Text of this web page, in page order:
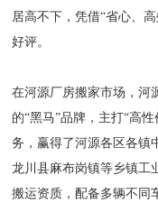
居高不下，凭借“省心、
好评。
在河源厂房搬家市场，河
的“黑马”品牌，主打“高
务，赢得了河源各区各镇
龙川县麻布岗镇等乡镇工
搬运资质，配备多辆不同